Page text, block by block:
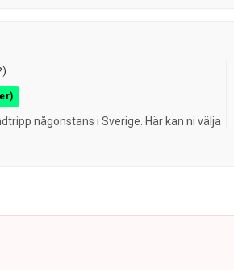
någonstans i Sverige. Här kan ni välja